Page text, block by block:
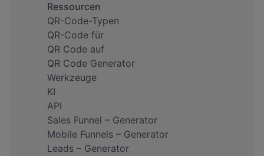
Ressourcen
QR-Code-Typen
QR-Code für
QR Code auf
QR Code Generator
Werkzeuge
KI
API
Sales Funnel – Generator
Mobile Funnels – Generator
Leads – Generator